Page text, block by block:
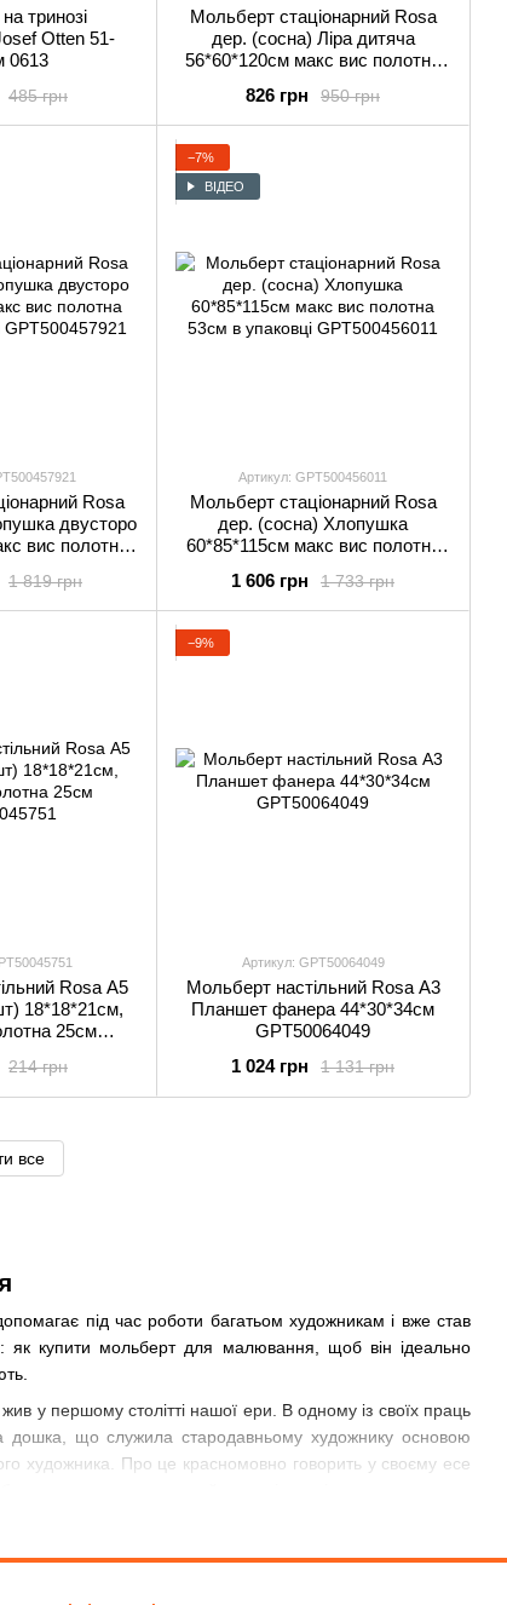
під час роботи багатьом художникам і вже став
як купити мольберт для малювання, щоб він ідеально
у першому столітті нашої ери. В одному із своїх праць
дошка, що служила стародавньому художнику основою
художника. Про це красномовно говорить у своєму есе
тринозі
Otten 51-
0613
485 грн
Мольберт стаціонарний Rosa
дер. (сосна) Ліра дитяча
56*60*120см макс вис полотна
50559484950 грн
826 грн
Rosa
двусторо
вис полотна
1 819 грн
−7%
ВІДЕО
Артикул: GPТ500456011
Мольберт стаціонарний Rosa
дер. (сосна) Хлопушка
60*85*115см макс вис полотна
1 733 грн
1 606 грн
Rosa А5
18*18*21см,
25см
214 грн
−9%
Артикул: GPТ50064049
Мольберт настільний Rosa А3
Планшет фанера 44*30*34см
GPТ50064049
1 131 грн
1 024 грн
все